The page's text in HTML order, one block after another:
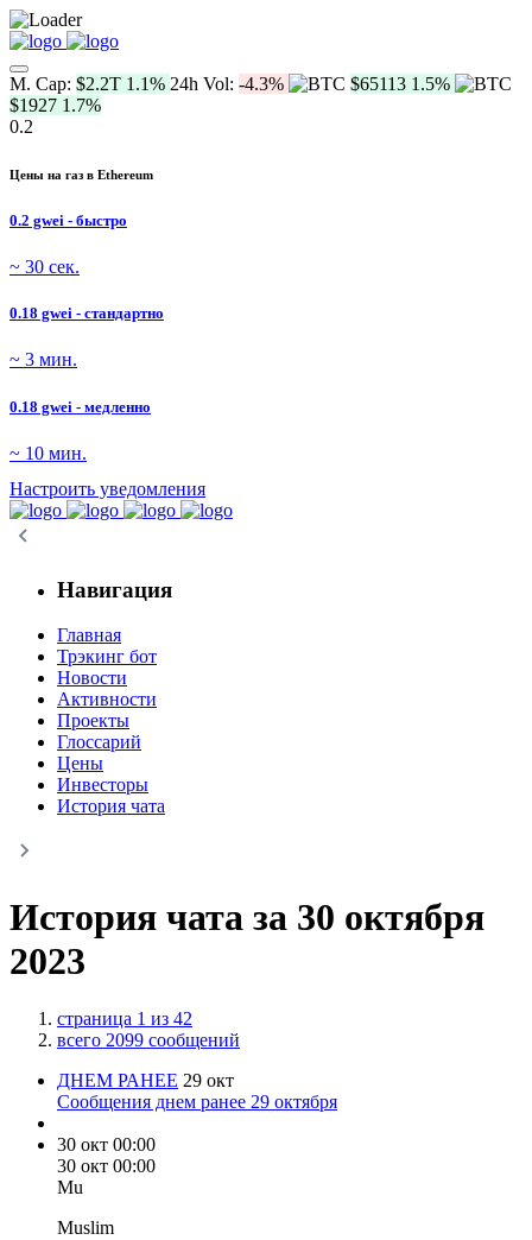
M. Cap: $2.2T 1.1% 24h Vol: -4.3% $65113 1.5%
$1927 1.7%
0.2
Цены на газ в Ethereum
0.2 gwei - быстро
~ 30 сек.
0.18 gwei - стандартно
~ 3 мин.
0.18 gwei - медленно
~ 10 мин.
Настроить уведомления
Навигация
Главная
Трэкинг бот
Новости
Активности
Проекты
Глоссарий
Цены
Инвесторы
История чата
История чата за 30 октября
2023
страница 1 из 42
всего 2099 сообщений
ДНЕМ РАНЕЕ 29 окт
Сообщения днем ранее 29 октября
30 окт 00:00
30 окт 00:00
Mu
Muslim